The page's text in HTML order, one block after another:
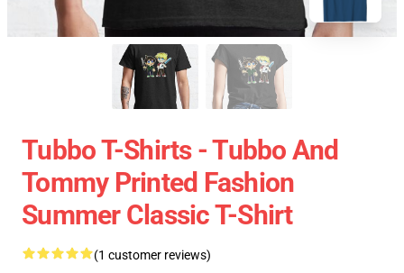
Tubbo T-Shirts - Tubbo And
Tommy Printed Fashion
Summer Classic T-Shirt
(1 customer reviews)